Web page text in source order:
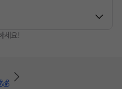
세요!